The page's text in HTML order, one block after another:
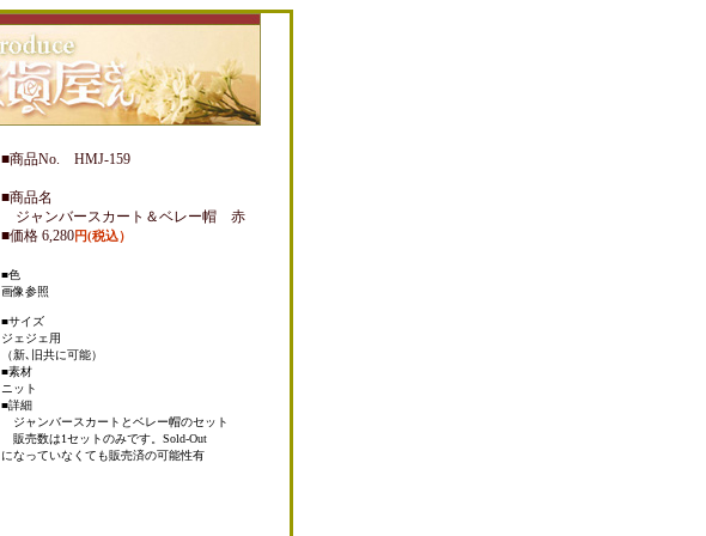
■商品No. HMJ-159
■商品名
ジャンバースカート＆ベレー帽 赤
■価格 6,280円(税込）
■色
画像参照
■サイズ
ジェジェ用
（新､旧共に可能）
■素材
ニット
■詳細
ジャンバースカートとベレー帽のセット
販売数は1セットのみです。Sold-Out
になっていなくても販売済の可能性有